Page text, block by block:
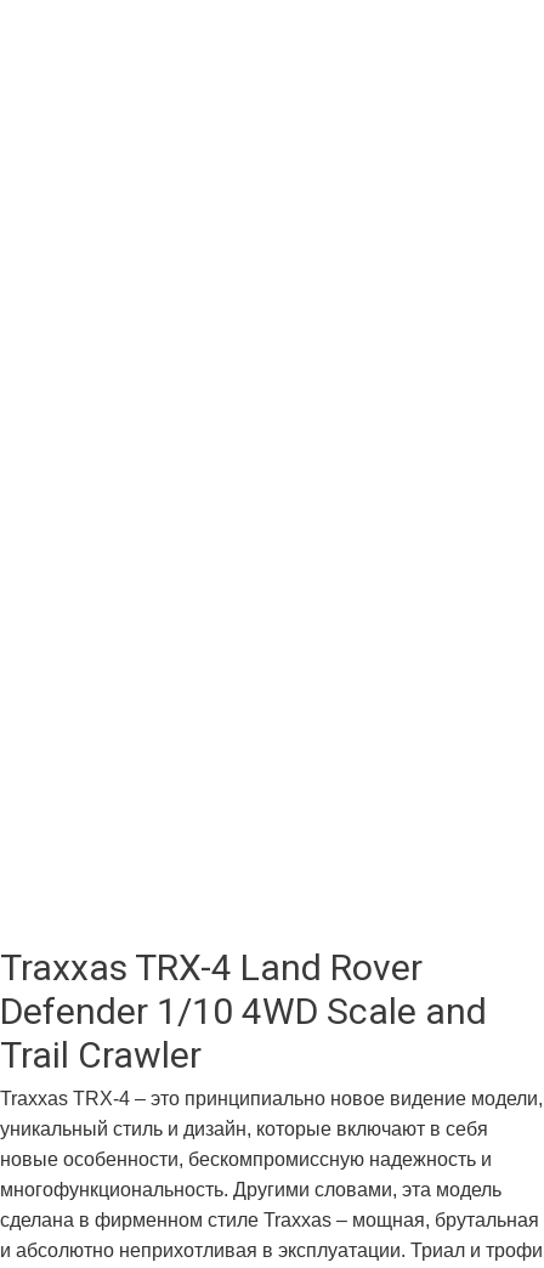
Traxxas TRX-4 Land Rover
Defender 1/10 4WD Scale and
Trail Crawler
Traxxas TRX-4 – это принципиально новое видение модели,
уникальный стиль и дизайн, которые включают в себя
новые особенности, бескомпромиссную надежность и
многофункциональность. Другими словами, эта модель
сделана в фирменном стиле Traxxas – мощная, брутальная
и абсолютно неприхотливая в эксплуатации. Триал и трофи